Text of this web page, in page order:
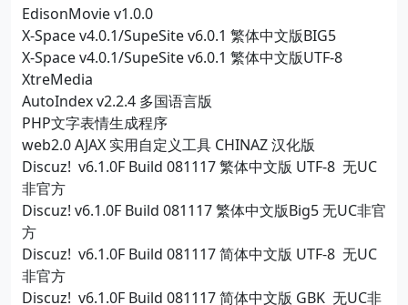
EdisonMovie v1.0.0
X-Space v4.0.1/SupeSite v6.0.1 繁体中文版BIG5
X-Space v4.0.1/SupeSite v6.0.1 繁体中文版UTF-8
XtreMedia
AutoIndex v2.2.4 多国语言版
PHP文字表情生成程序
web2.0 AJAX 实用自定义工具 CHINAZ 汉化版
Discuz! v6.1.0F Build 081117 繁体中文版 UTF-8 无UC
非官方
Discuz! v6.1.0F Build 081117 繁体中文版Big5 无UC非官
方
Discuz! v6.1.0F Build 081117 简体中文版 UTF-8 无UC
非官方
Discuz! v6.1.0F Build 081117 简体中文版 GBK 无UC非